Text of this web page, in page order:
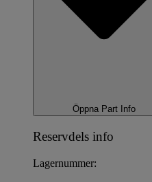
Öppna Part Info
Reservdels info
Lagernummer: